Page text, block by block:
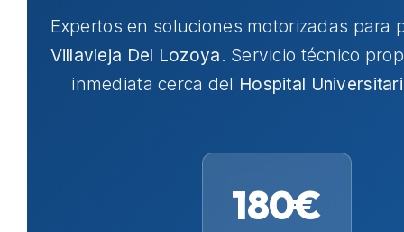
Expertos en soluciones motorizadas para
Villavieja Del Lozoya. Servicio técnico
inmediata cerca del Hospital
180€